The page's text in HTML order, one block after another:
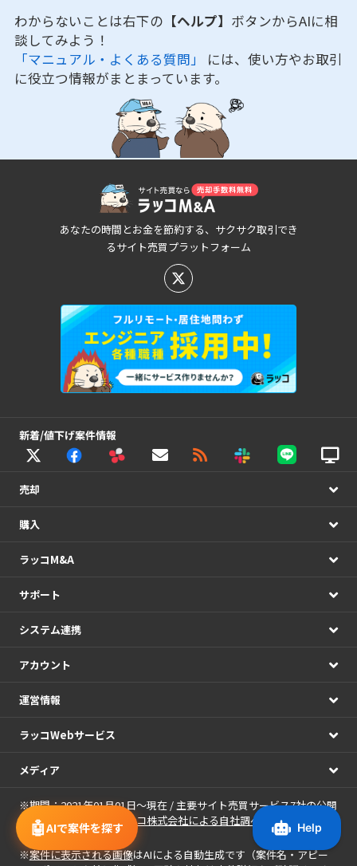
🤖AIで案件を探す
わからないことは右下の 【ヘルプ】 ボタンからAIに相
談してみよう！
「マニュアル・よくある質問」 には、使い方やお取引
に役立つ情報がまとまっています。
あなたの時間とお金を節約する、サクサク取引でき
るサイト売買プラットフォーム
新着/値下げ案件情報
売却
購入
ラッコM&A
サポート
システム連携
アカウント
運営情報
ラッコWebサービス
メディア
※期間：2021年01月01日～現在 / 主要サイト売買サービス7社の公開
情報の日次集計（
ラッコ株式会社による自社調べ
※案件に表示される画像はAIによる自動生成です（案件名・アピー